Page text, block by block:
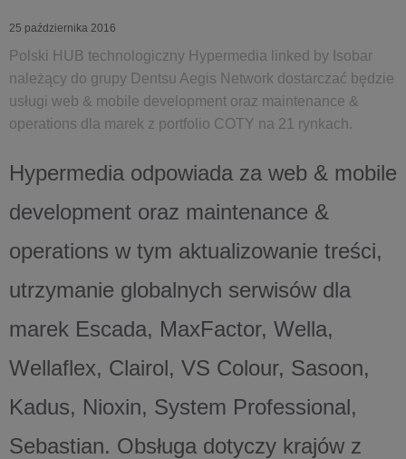
25 października 2016
Polski HUB technologiczny Hypermedia linked by Isobar
należący do grupy Dentsu Aegis Network dostarczać będzie
usługi web & mobile development oraz maintenance &
operations dla marek z portfolio COTY na 21 rynkach.
Hypermedia odpowiada za web & mobile
development oraz maintenance &
operations w tym aktualizowanie treści,
utrzymanie globalnych serwisów dla
marek Escada, MaxFactor, Wella,
Wellaflex, Clairol, VS Colour, Sasoon,
Kadus, Nioxin, System Professional,
Sebastian. Obsługa dotyczy krajów z